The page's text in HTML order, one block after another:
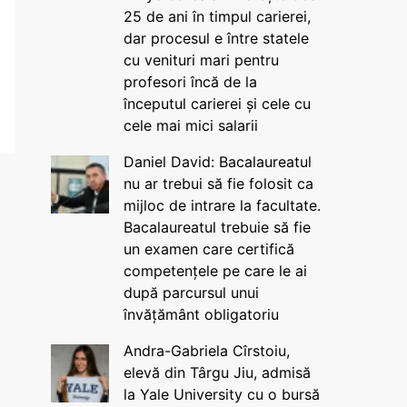
25 de ani în timpul carierei,
dar procesul e între statele
cu venituri mari pentru
profesori încă de la
începutul carierei și cele cu
cele mai mici salarii
Daniel David: Bacalaureatul
nu ar trebui să fie folosit ca
mijloc de intrare la facultate.
Bacalaureatul trebuie să fie
un examen care certifică
competențele pe care le ai
după parcursul unui
învățământ obligatoriu
Andra-Gabriela Cîrstoiu,
elevă din Târgu Jiu, admisă
la Yale University cu o bursă